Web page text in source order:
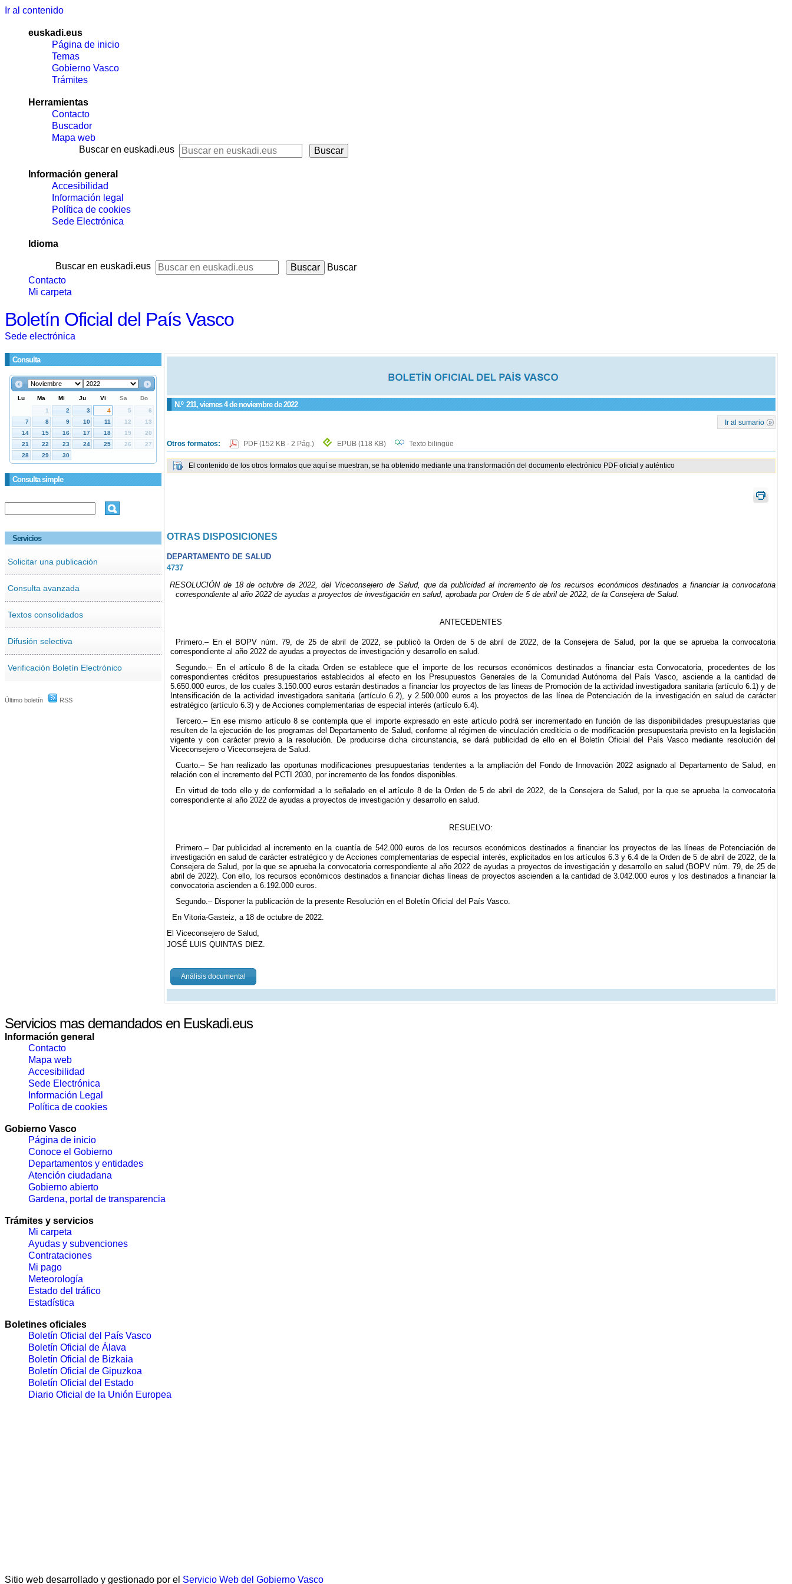
Ir al contenido
euskadi.eus
Página de inicio
Temas
Gobierno Vasco
Trámites
Herramientas
Contacto
Buscador
Mapa web
Buscar en euskadi.eus
Información general
Accesibilidad
Información legal
Política de cookies
Sede Electrónica
Idioma
Buscar en euskadi.eus
Buscar
Contacto
Mi carpeta
Boletín Oficial del País Vasco
Sede electrónica
Consulta
Consulta simple
Servicios
Solicitar una publicación
Consulta avanzada
Textos consolidados
Difusión selectiva
Verificación Boletín Electrónico
Último boletín RSS
N.º 211, viernes 4 de noviembre de 2022
Ir al sumario
Otros formatos: PDF (152 KB - 2 Pág.) EPUB (118 KB) Texto bilingüe
El contenido de los otros formatos que aquí se muestran, se ha obtenido mediante una transformación del documento electrónico PDF oficial y auténtico
OTRAS DISPOSICIONES
DEPARTAMENTO DE SALUD
4737
RESOLUCIÓN de 18 de octubre de 2022, del Viceconsejero de Salud, que da publicidad al incremento de los recursos económicos destinados a financiar la convocatoria
correspondiente al año 2022 de ayudas a proyectos de investigación en salud, aprobada por Orden de 5 de abril de 2022, de la Consejera de Salud.
ANTECEDENTES
Primero.– En el BOPV núm. 79, de 25 de abril de 2022, se publicó la Orden de 5 de abril de 2022, de la Consejera de Salud, por la que se aprueba la convocatoria
correspondiente al año 2022 de ayudas a proyectos de investigación y desarrollo en salud.
Segundo.– En el artículo 8 de la citada Orden se establece que el importe de los recursos económicos destinados a financiar esta Convocatoria, procedentes de los
correspondientes créditos presupuestarios establecidos al efecto en los Presupuestos Generales de la Comunidad Autónoma del País Vasco, asciende a la cantidad de
5.650.000 euros, de los cuales 3.150.000 euros estarán destinados a financiar los proyectos de las líneas de Promoción de la actividad investigadora sanitaria (artículo 6.1) y de
Intensificación de la actividad investigadora sanitaria (artículo 6.2), y 2.500.000 euros a los proyectos de las línea de Potenciación de la investigación en salud de carácter
estratégico (artículo 6.3) y de Acciones complementarias de especial interés (artículo 6.4).
Tercero.– En ese mismo artículo 8 se contempla que el importe expresado en este artículo podrá ser incrementado en función de las disponibilidades presupuestarias que
resulten de la ejecución de los programas del Departamento de Salud, conforme al régimen de vinculación crediticia o de modificación presupuestaria previsto en la legislación
vigente y con carácter previo a la resolución. De producirse dicha circunstancia, se dará publicidad de ello en el Boletín Oficial del País Vasco mediante resolución del
Viceconsejero o Viceconsejera de Salud.
Cuarto.– Se han realizado las oportunas modificaciones presupuestarias tendentes a la ampliación del Fondo de Innovación 2022 asignado al Departamento de Salud, en
relación con el incremento del PCTI 2030, por incremento de los fondos disponibles.
En virtud de todo ello y de conformidad a lo señalado en el artículo 8 de la Orden de 5 de abril de 2022, de la Consejera de Salud, por la que se aprueba la convocatoria
correspondiente al año 2022 de ayudas a proyectos de investigación y desarrollo en salud.
RESUELVO:
Primero.– Dar publicidad al incremento en la cuantía de 542.000 euros de los recursos económicos destinados a financiar los proyectos de las líneas de Potenciación de
investigación en salud de carácter estratégico y de Acciones complementarias de especial interés, explicitados en los artículos 6.3 y 6.4 de la Orden de 5 de abril de 2022, de la
Consejera de Salud, por la que se aprueba la convocatoria correspondiente al año 2022 de ayudas a proyectos de investigación y desarrollo en salud (BOPV núm. 79, de 25 de
abril de 2022). Con ello, los recursos económicos destinados a financiar dichas líneas de proyectos ascienden a la cantidad de 3.042.000 euros y los destinados a financiar la
convocatoria ascienden a 6.192.000 euros.
Segundo.– Disponer la publicación de la presente Resolución en el Boletín Oficial del País Vasco.
En Vitoria-Gasteiz, a 18 de octubre de 2022.
El Viceconsejero de Salud,
JOSÉ LUIS QUINTAS DIEZ.
Análisis documental
Servicios mas demandados en Euskadi.eus
Información general
Contacto
Mapa web
Accesibilidad
Sede Electrónica
Información Legal
Política de cookies
Gobierno Vasco
Página de inicio
Conoce el Gobierno
Departamentos y entidades
Atención ciudadana
Gobierno abierto
Gardena, portal de transparencia
Trámites y servicios
Mi carpeta
Ayudas y subvenciones
Contrataciones
Mi pago
Meteorología
Estado del tráfico
Estadística
Boletines oficiales
Boletín Oficial del País Vasco
Boletín Oficial de Álava
Boletín Oficial de Bizkaia
Boletín Oficial de Gipuzkoa
Boletín Oficial del Estado
Diario Oficial de la Unión Europea
Sitio web desarrollado y gestionado por el Servicio Web del Gobierno Vasco